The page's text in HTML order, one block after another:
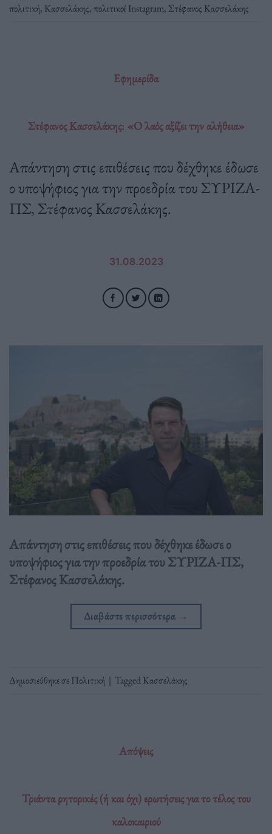
πολιτική, Κασσελάκης,πολιτικοί Instagram, Στέφανος Κασσελάκης
Εφημερίδα
Στέφανος Κασσελάκης: «Ο λαός αξίζει την αλήθεια»
Απάντηση στις επιθέσεις που δέχθηκε έδωσε
ο υποψήφιος για την προεδρία του ΣΥΡΙΖΑ-
ΠΣ, Στέφανος Κασσελάκης.
31.08.2023
Απάντηση στις επιθέσεις που δέχθηκε έδωσε ο
υποψήφιος για την προεδρία του ΣΥΡΙΖΑ-ΠΣ,
Στέφανος Κασσελάκης.
Διαβάστε περισσότερα →
Δημοσιεύθηκε σεΠολιτική | TaggedΚασσελάκης
Απόψεις
Τριάντα ρητορικές (ή και όχι) ερωτήσεις για το τέλος του
καλοκαιριού